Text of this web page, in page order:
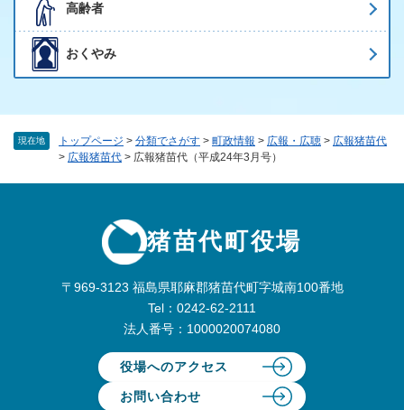
現在地 トップページ > 分類でさがす > 町政情報 > 広報・広聴 > 広報猪苗代
> 広報猪苗代 > 広報猪苗代（平成24年3月号）
高齢者
おくやみ
猪苗代町役場
〒969-3123 福島県耶麻郡猪苗代町字城南100番地
Tel：0242-62-2111
法人番号：1000020074080
役場へのアクセス
お問い合わせ